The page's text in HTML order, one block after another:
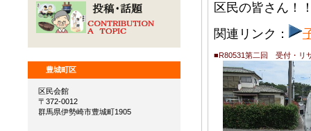
区民の皆さん！
関連リンク：
■R80531第二回 受付・リ
豊城町区
区民会館
〒372-0012
群馬県伊勢崎市豊城町1905